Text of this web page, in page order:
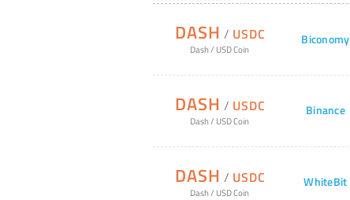
DASH / USDC
Dash/ USD Coin
Biconomy
DASH / USDC
Dash/ USD Coin
Binance
DASH / USDC
Dash/ USD Coin
WhiteBit